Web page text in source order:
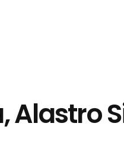
Alastro